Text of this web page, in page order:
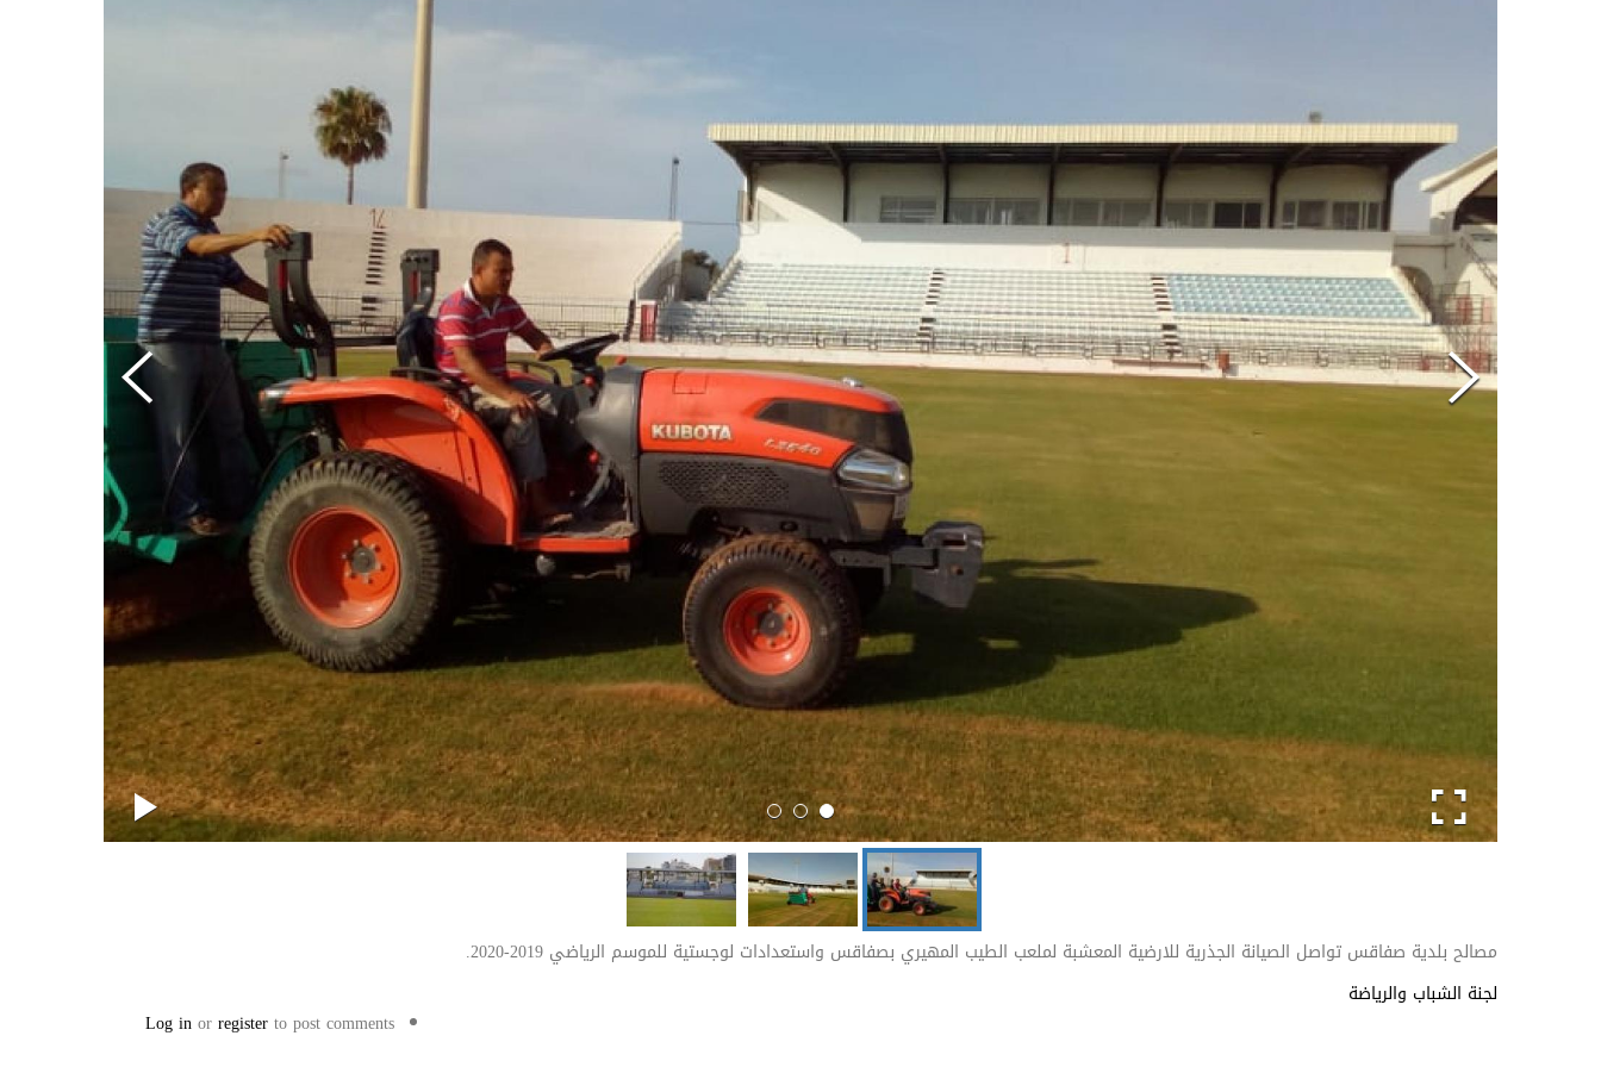
مصالح بلدية صفاقس تواصل الصيانة الجذرية للارضية المعشبة لملعب الطيب المهيري بصفاقس واستعدادات لوجستية للموسم الرياضي 2019-2020.
لجنة الشباب والرياضة
Log inorregisterto post comments